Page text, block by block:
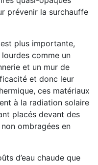
prévenir la surchauffe
plus importante,
comme un
et un mur de
et donc leur
ces matériaux
à la radiation solaire
placés devant des
ombragées en
d’eau chaude que